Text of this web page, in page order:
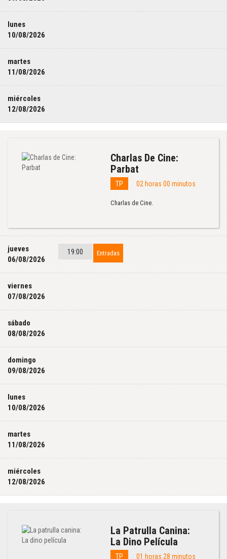
lunes
10/08/2026
martes
11/08/2026
miércoles
12/08/2026
Charlas De Cine:
Parbat
TP 02 horas 00 minutos
Charlas de Cine.
jueves
06/08/2026
19:00 Entradas
viernes
07/08/2026
sábado
08/08/2026
domingo
09/08/2026
lunes
10/08/2026
martes
11/08/2026
miércoles
12/08/2026
La Patrulla Canina:
La Dino Película
TP 01 horas 28 minutos